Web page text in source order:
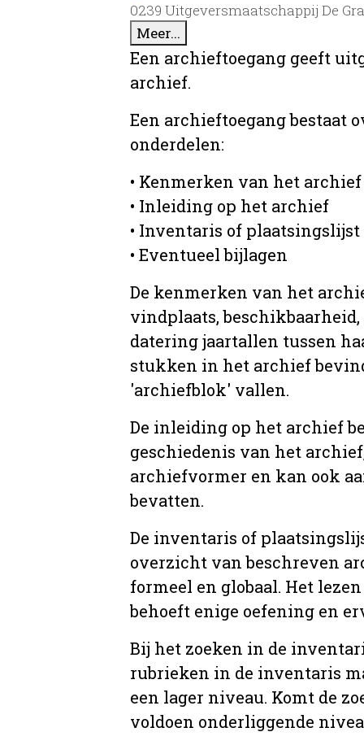
0239 Uitgeversmaatschappij De
Meer...
Een archieftoegang geeft
archief.
Een archieftoegang bestaat
onderdelen:
• Kenmerken van het archief
• Inleiding op het archief
• Inventaris of plaatsingslijst
• Eventueel bijlagen
De kenmerken van het
vindplaats,
datering jaartallen tussen
stukken in het archief
'archiefblok' vallen.
De inleiding op het archief
geschiedenis van het
archiefvormer en kan ook
bevatten.
De inventaris of
overzicht van beschreven
formeel en globaal. Het
behoeft enige oefening en
Bij het zoeken in de
rubrieken in de inventaris
een lager niveau. Komt de
voldoen onderliggende